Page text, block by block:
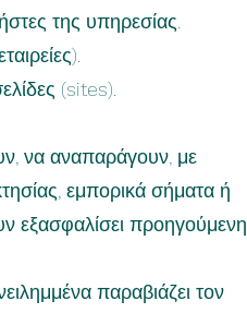
της υπηρεσίας.
(sites).
να αναπαράγουν, με
εμπορικά σήματα ή
εξασφαλίσει προηγούμενη
παραβιάζει τον